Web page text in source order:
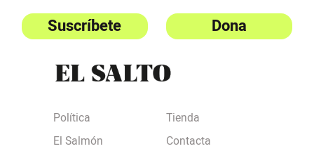
Suscríbete Dona
Política
El Salmón
Tienda
Contacta